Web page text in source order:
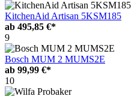
KitchenAid Artisan 5KSM185
ab 495,85 €*
9
Bosch MUM 2 MUMS2E
ab 99,99 €*
10